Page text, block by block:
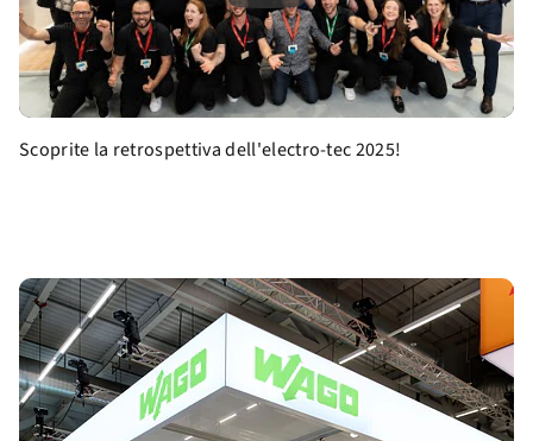
Scoprite la retrospettiva dell'electro-tec 2025!